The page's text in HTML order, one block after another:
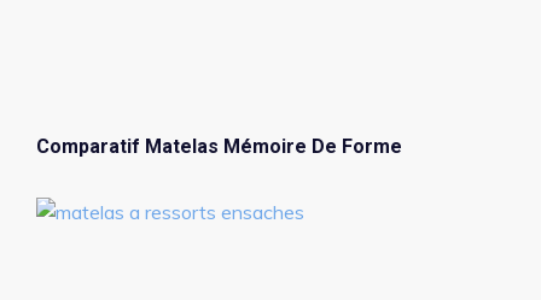
Comparatif Matelas Mémoire De Forme